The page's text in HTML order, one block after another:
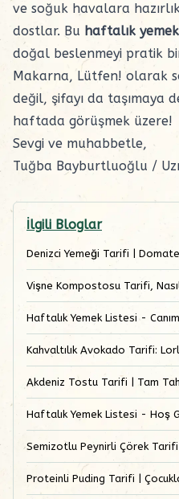
ve soğuk havalara
dostlar. Bu haftalık
doğal beslenmeyi pratik
Makarna, Lütfen! olarak
değil, şifayı da taşımaya
haftada görüşmek üzere!
Sevgi ve muhabbetle,
Tuğba Bayburtluoğlu /
İlgili Bloglar
Denizci Yemeği Tarifi |
Vişne Kompostosu Tarifi,
Haftalık Yemek Listesi -
Kahvaltılık Avokado Tarifi:
Akdeniz Tostu Tarifi | Tam
Haftalık Yemek Listesi - Hoş
Semizotlu Peynirli Çörek Tarifi
Proteinli Puding Tarifi |